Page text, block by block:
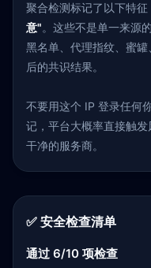
聚合检测标记了以下特征
意"。这些不是单一来源
黑名单、代理指纹、蜜
后的共识结果。
不要用这个 IP 登录任何
记，平台大概率直接触
干净的服务商。
✅ 安全检查清单
通过 6/10 项检查